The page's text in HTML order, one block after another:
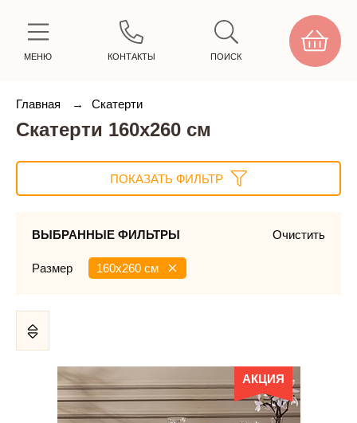
МЕНЮ КОНТАКТЫ ПОИСК
Главная → Скатерти
Скатерти 160х260 см
ПОКАЗАТЬ ФИЛЬТР
ВЫБРАННЫЕ ФИЛЬТРЫ Очистить
Размер 160х260 см
АКЦИЯ